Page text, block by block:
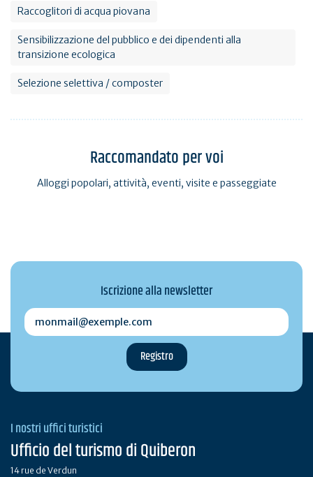
Raccoglitori di acqua piovana
Sensibilizzazione del pubblico e dei dipendenti alla
transizione ecologica
Selezione selettiva / composter
Raccomandato per voi
Alloggi popolari, attività, eventi, visite e passeggiate
Iscrizione alla newsletter
monmail@exemple.com
I nostri uffici turistici
Ufficio del turismo di Quiberon
14 rue de Verdun